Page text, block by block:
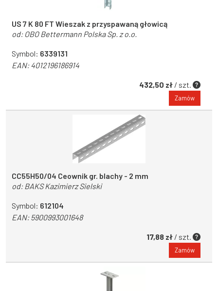
US 7 K 80 FT Wieszak z przyspawaną głowicą
od: OBO Bettermann Polska Sp. z o.o.
Symbol: 6339131
EAN:4012196186914
432,50 zł / szt.
Zamów
CC55H50/04 Ceownik gr. blachy - 2 mm
od: BAKS Kazimierz Sielski
Symbol: 612104
EAN:5900993001648
17,88 zł / szt.
Zamów